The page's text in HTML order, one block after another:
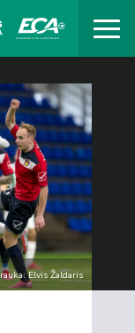
Elvis Žaldaris